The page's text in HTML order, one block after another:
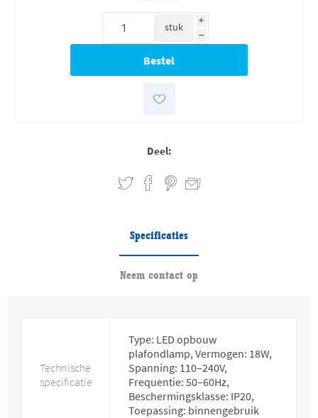
i
h
stuk
Deel:
Specificaties
Neem contact op
Technische
specificatie
Type: LED opbouw
plafondlamp, Vermogen: 18W,
Spanning: 110–240V,
Frequentie: 50–60Hz,
Beschermingsklasse: IP20,
Toepassing: binnengebruik